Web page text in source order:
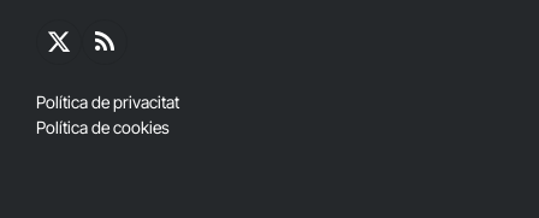
X
RSS
Política de privacitat
Política de cookies